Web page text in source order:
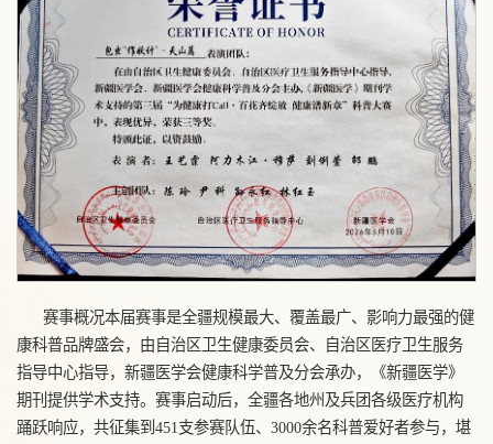
赛事概况本届赛事是全疆规模最大、覆盖最广、影响力最强的健
康科普品牌盛会，由自治区卫生健康委员会、自治区医疗卫生服务
指导中心指导，新疆医学会健康科学普及分会承办，《新疆医学》
期刊提供学术支持。赛事启动后，全疆各地州及兵团各级医疗机构
踊跃响应，共征集到451支参赛队伍、3000余名科普爱好者参与，堪